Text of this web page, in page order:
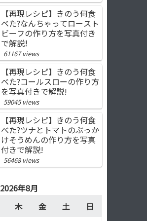
【再現レシピ】きのう何食
べた?なんちゃってロースト
ビーフの作り方を写真付き
で解説!
61167 views
【再現レシピ】きのう何食
べた?コールスローの作り方
を写真付きで解説!
59045 views
【再現レシピ】きのう何食
べた?ツナとトマトのぶっか
けそうめんの作り方を写真
付きで解説!
56468 views
2026年8月
木 金 土
日